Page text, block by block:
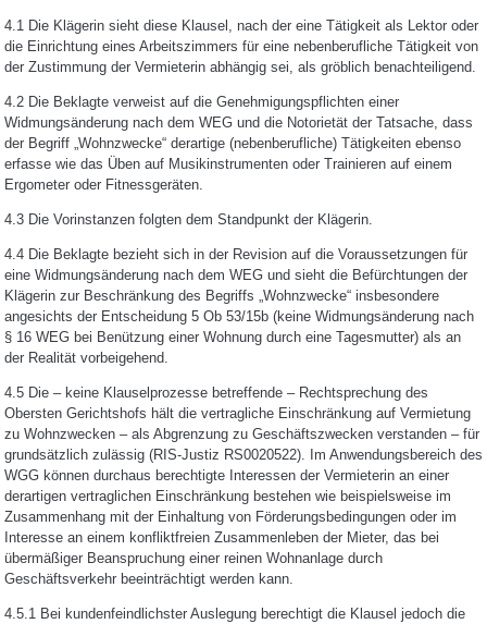
4.1 Die Klägerin sieht diese Klausel, nach der eine Tätigkeit als Lektor oder
die Einrichtung eines Arbeitszimmers für eine nebenberufliche Tätigkeit von
der Zustimmung der Vermieterin abhängig sei, als gröblich benachteiligend.
4.2 Die Beklagte verweist auf die Genehmigungspflichten einer
Widmungsänderung nach dem WEG und die Notorietät der Tatsache, dass
der Begriff „Wohnzwecke“ derartige (nebenberufliche) Tätigkeiten ebenso
erfasse wie das Üben auf Musikinstrumenten oder Trainieren auf einem
Ergometer oder Fitnessgeräten.
4.3 Die Vorinstanzen folgten dem Standpunkt der Klägerin.
4.4 Die Beklagte bezieht sich in der Revision auf die Voraussetzungen für
eine Widmungsänderung nach dem WEG und sieht die Befürchtungen der
Klägerin zur Beschränkung des Begriffs „Wohnzwecke“ insbesondere
angesichts der Entscheidung 5 Ob 53/15b (keine Widmungsänderung nach
§ 16 WEG bei Benützung einer Wohnung durch eine Tagesmutter) als an
der Realität vorbeigehend.
4.5 Die – keine Klauselprozesse betreffende – Rechtsprechung des
Obersten Gerichtshofs hält die vertragliche Einschränkung auf Vermietung
zu Wohnzwecken – als Abgrenzung zu Geschäftszwecken verstanden – für
grundsätzlich zulässig (RIS-Justiz RS0020522). Im Anwendungsbereich des
WGG können durchaus berechtigte Interessen der Vermieterin an einer
derartigen vertraglichen Einschränkung bestehen wie beispielsweise im
Zusammenhang mit der Einhaltung von Förderungsbedingungen oder im
Interesse an einem konfliktfreien Zusammenleben der Mieter, das bei
übermäßiger Beanspruchung einer reinen Wohnanlage durch
Geschäftsverkehr beeinträchtigt werden kann.
4.5.1 Bei kundenfeindlichster Auslegung berechtigt die Klausel jedoch die